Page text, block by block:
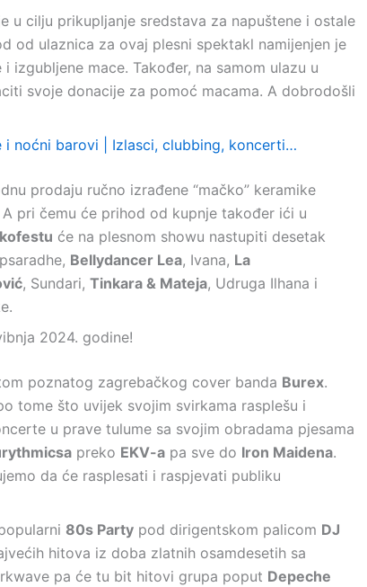
u cilju prikupljanje sredstava za napuštene i ostale
od ulaznica za ovaj plesni spektakl namijenjen je
izgubljene mace. Također, na samom ulazu u
svoje donacije za pomoć macama. A dobrodošli
i noćni barovi | Izlasci, clubbing, koncerti…
prodaju ručno izrađene “mačko” keramike
A pri čemu će prihod od kupnje također ići u
će na plesnom showu nastupiti desetak
Bellydancer Lea, Ivana, La
, Sundari, Tinkara & Mateja, Udruga Ilhana i
2024. godine!
poznatog zagrebačkog cover banda Burex.
tome što uvijek svojim svirkama rasplešu i
u prave tulume sa svojim obradama pjesama
preko EKV-a pa sve do Iron Maidena.
da će rasplesati i raspjevati publiku
80s Party pod dirigentskom palicom DJ
hitova iz doba zlatnih osamdesetih sa
pa će tu bit hitovi grupa poput Depeche